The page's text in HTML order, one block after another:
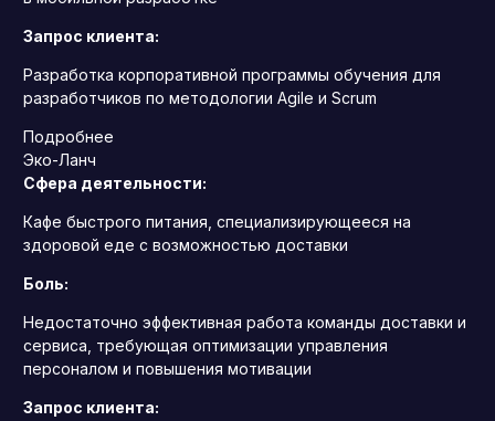
Запрос клиента:
Разработка корпоративной программы обучения для
разработчиков по методологии Agile и Scrum
Подробнее
Эко-Ланч
Сфера деятельности:
Кафе быстрого питания, специализирующееся на
здоровой еде с возможностью доставки
Боль:
Недостаточно эффективная работа команды доставки и
сервиса, требующая оптимизации управления
персоналом и повышения мотивации
Запрос клиента: